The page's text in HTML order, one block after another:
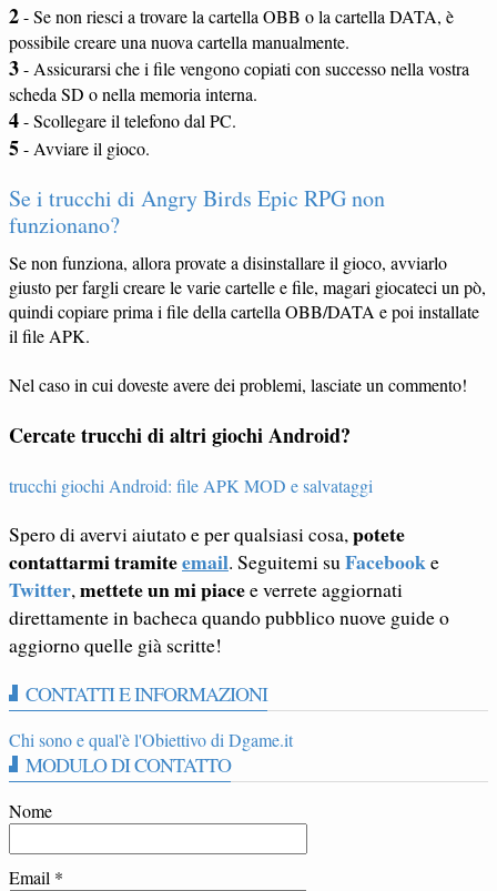
2- Se non riesci a trovare la cartella OBB o la cartella DATA, è
possibile creare una nuova cartella manualmente.
3- Assicurarsi che i file vengono copiati con successo nella vostra
scheda SD o nella memoria interna.
4- Scollegare il telefono dal PC.
5- Avviare il gioco.
Se i trucchi di Angry Birds Epic RPG non
funzionano?
Se non funziona, allora provate a disinstallare il gioco, avviarlo
giusto per fargli creare le varie cartelle e file, magari giocateci un pò,
quindi copiare prima i file della cartella OBB/DATA e poi installate
il file APK.
Nel caso in cui doveste avere dei problemi, lasciate un commento!
Cercate trucchi di altri giochi Android?
trucchi giochi Android: file APK MOD e salvataggi
Spero di avervi aiutato e per qualsiasi cosa, potete
contattarmi tramiteemail. Seguitemi su Facebooke
Twitter, mettete un mi piacee verrete aggiornati
direttamente in bacheca quando pubblico nuove guide o
aggiorno quelle già scritte!
CONTATTI E INFORMAZIONI
Chi sono e qual'è l'Obiettivo di Dgame.it
MODULO DI CONTATTO
Nome
Email *